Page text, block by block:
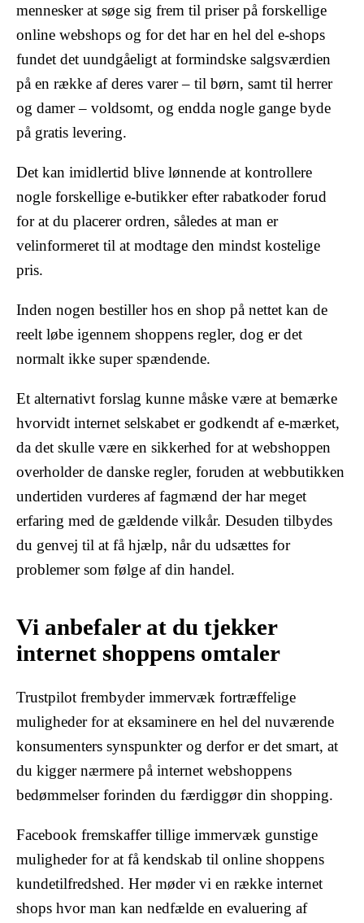
mennesker at søge sig frem til priser på forskellige
online webshops og for det har en hel del e-shops
fundet det uundgåeligt at formindske salgsværdien
på en række af deres varer – til børn, samt til herrer
og damer – voldsomt, og endda nogle gange byde
på gratis levering.
Det kan imidlertid blive lønnende at kontrollere
nogle forskellige e-butikker efter rabatkoder forud
for at du placerer ordren, således at man er
velinformeret til at modtage den mindst kostelige
pris.
Inden nogen bestiller hos en shop på nettet kan de
reelt løbe igennem shoppens regler, dog er det
normalt ikke super spændende.
Et alternativt forslag kunne måske være at bemærke
hvorvidt internet selskabet er godkendt af e-mærket,
da det skulle være en sikkerhed for at webshoppen
overholder de danske regler, foruden at webbutikken
undertiden vurderes af fagmænd der har meget
erfaring med de gældende vilkår. Desuden tilbydes
du genvej til at få hjælp, når du udsættes for
problemer som følge af din handel.
Vi anbefaler at du tjekker
internet shoppens omtaler
Trustpilot frembyder immervæk fortræffelige
muligheder for at eksaminere en hel del nuværende
konsumenters synspunkter og derfor er det smart, at
du kigger nærmere på internet webshoppens
bedømmelser forinden du færdiggør din shopping.
Facebook fremskaffer tillige immervæk gunstige
muligheder for at få kendskab til online shoppens
kundetilfredshed. Her møder vi en række internet
shops hvor man kan nedfælde en evaluering af